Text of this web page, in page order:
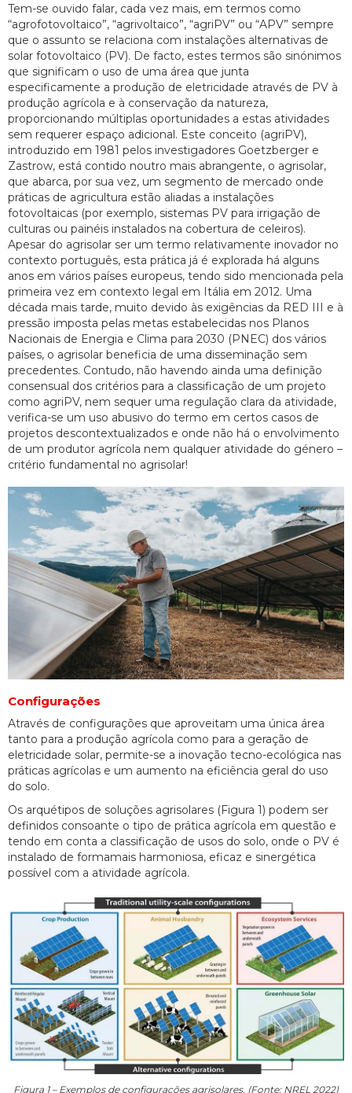
Tem-se ouvido falar, cada vez mais, em termos como
“agrofotovoltaico”, “agrivoltaico”, “agriPV” ou “APV” sempre
que o assunto se relaciona com instalações alternativas de
solar fotovoltaico (PV). De facto, estes termos são sinónimos
que significam o uso de uma área que junta
especificamente a produção de eletricidade através de PV à
produção agrícola e à conservação da natureza,
proporcionando múltiplas oportunidades a estas atividades
sem requerer espaço adicional. Este conceito (agriPV),
introduzido em 1981 pelos investigadores Goetzberger e
Zastrow, está contido noutro mais abrangente, o agrisolar,
que abarca, por sua vez, um segmento de mercado onde
práticas de agricultura estão aliadas a instalações
fotovoltaicas (por exemplo, sistemas PV para irrigação de
culturas ou painéis instalados na cobertura de celeiros).
Apesar do agrisolar ser um termo relativamente inovador no
contexto português, esta prática já é explorada há alguns
anos em vários países europeus, tendo sido mencionada pela
primeira vez em contexto legal em Itália em 2012. Uma
década mais tarde, muito devido às exigências da RED III e à
pressão imposta pelas metas estabelecidas nos Planos
Nacionais de Energia e Clima para 2030 (PNEC) dos vários
países, o agrisolar beneficia de uma disseminação sem
precedentes. Contudo, não havendo ainda uma definição
consensual dos critérios para a classificação de um projeto
como agriPV, nem sequer uma regulação clara da atividade,
verifica-se um uso abusivo do termo em certos casos de
projetos descontextualizados e onde não há o envolvimento
de um produtor agrícola nem qualquer atividade do género –
critério fundamental no agrisolar!
Configurações
Através de configurações que aproveitam uma única área
tanto para a produção agrícola como para a geração de
eletricidade solar, permite-se a inovação tecno-ecológica nas
práticas agrícolas e um aumento na eficiência geral do uso
do solo.
Os arquétipos de soluções agrisolares (Figura 1) podem ser
definidos consoante o tipo de prática agrícola em questão e
tendo em conta a classificação de usos do solo, onde o PV é
instalado de formamais harmoniosa, eficaz e sinergética
possível com a atividade agrícola.
Figura 1 – Exemplos de configurações agrisolares. (Fonte: NREL 2022)